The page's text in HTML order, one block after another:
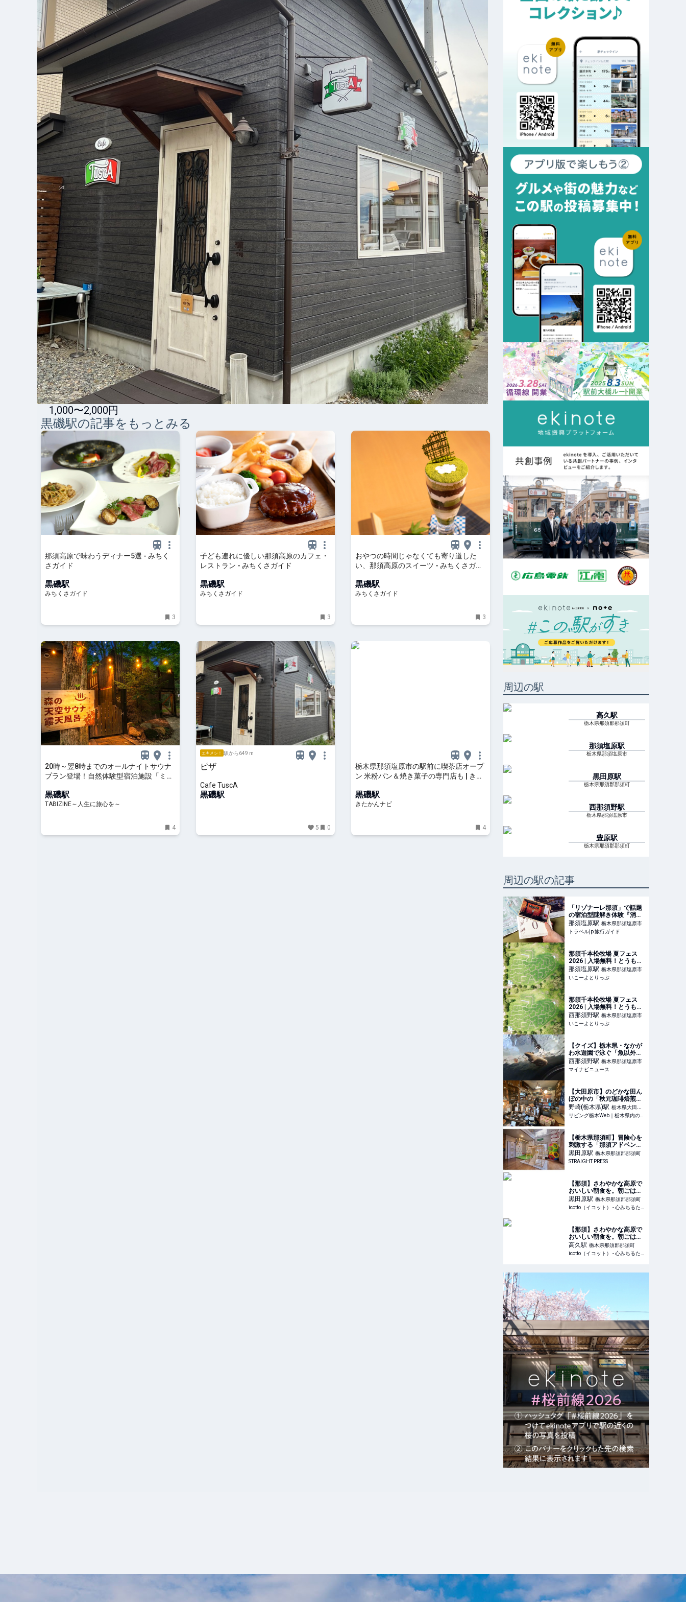
1,000〜2,000円
黒磯駅の記事をもっとみる
那須高原で味わうディナー5選 - みちく
さガイド
黒磯駅
みちくさガイド
3
子ども連れに優しい那須高原のカフェ・
レストラン - みちくさガイド
黒磯駅
みちくさガイド
3
おやつの時間じゃなくても寄り道した
い、那須高原のスイーツ - みちくさガイ
黒磯駅
みちくさガイド
3
20時～翌8時までのオールナイトサウナ
プラン登場！自然体験型宿泊施設「ミモ
黒磯駅
TABIZINE～人生に旅心を～
4
エキメシ！ 駅から649 m
ピザ
Cafe TuscA
黒磯駅
5 0
栃木県那須塩原市の駅前に喫茶店オープ
ン 米粉パン＆焼き菓子の専門店も | きた
黒磯駅
きたかんナビ
4
周辺の駅
高久駅
栃木県那須郡那須町
那須塩原駅
栃木県那須塩原市
黒田原駅
栃木県那須郡那須町
西那須野駅
栃木県那須塩原市
豊原駅
栃木県那須郡那須町
周辺の駅の記事
「リゾナーレ那須」で話題
の宿泊型謎解き体験『消え
た高原の魔女』 | 栃木県 | ト
ラベルjp 旅行ガイド
那須塩原駅 栃木県那須塩原市
トラベルjp 旅行ガイド
那須千本松牧場 夏フェス
2026 | 入場無料！とうもろ
こし3万本の巨大迷路・水
鉄砲サバイバル・縁日も！
那須「千本松牧場 夏フェ
塩原市 | いこーよとりっぷ
那須塩原駅 栃木県那須塩原市
いこーよとりっぷ
那須千本松牧場 夏フェス
2026 | 入場無料！とうもろ
こし3万本の巨大迷路・水
鉄砲サバイバル・縁日も！
那須「千本松牧場 夏フェ
塩原市 | いこーよとりっぷ
西那須野駅 栃木県那須塩原市
いこーよとりっぷ
【クイズ】栃木県・なかが
わ水遊園で泳ぐ「魚以外」
の生き物とは? レア動画公
開に「ふぁー! これは見てみ
たい!」「これマジで衝
西那須野駅 栃木県那須塩原市
マイナビニュース
【大田原市】のどかな田ん
ぼの中の「秋元珈琲焙煎
所」美味しい珈琲と洗練さ
れたギャラリー
野崎(栃木県)駅 栃木県大田原
市
リビング栃木Web｜栃木県内の最新グルメ・おでかけ情報を毎日配信！
【栃木県那須町】冒険心を
刺激する「那須アドベンチ
ャーズイン」！一棟丸ごと
ファンタジーな世界
黒田原駅 栃木県那須郡那須町
STRAIGHT PRESS
【那須】さわやかな高原で
おいしい朝食を。朝ごはん
が人気のホテル7選 |
icotto（イコット）
黒田原駅 栃木県那須郡那須町
icotto（イコット） - 心みちるたび - 女性向け旅行・宿泊情報メディア
【那須】さわやかな高原で
おいしい朝食を。朝ごはん
が人気のホテル7選 |
icotto（イコット）
高久駅 栃木県那須郡那須町
icotto（イコット） - 心みちるたび - 女性向け旅行・宿泊情報メディア